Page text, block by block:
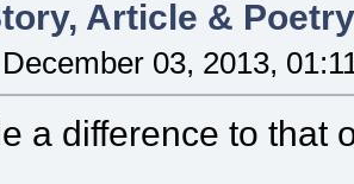
Article &
December 03, 2013,
a difference to that